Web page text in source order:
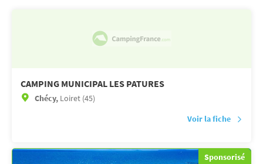
CAMPING MUNICIPAL LES PATURES
Chécy, Loiret (45)
Voir la fiche
Sponsorisé